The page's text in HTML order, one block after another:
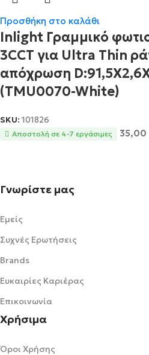
Προσθήκη στο καλάθι
Inlight Γραμμικό
3CCT για Ultra Thin
απόχρωση
(TMU0070-White)
SKU: 101826
Αποστολή σε 4-7 εργάσιμες 35,00
Γνωρίστε μας
Εμείς
Συχνές Ερωτήσεις
Brands
Ευκαιρίες Καριέρας
Επικοινωνία
Χρήσιμα
Όροι Χρήσης